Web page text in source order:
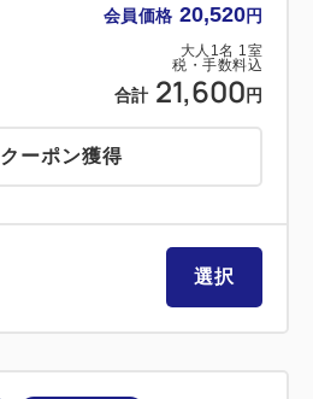
会員価格 20,520円
大人 1 名 1 室
税・手数料込
合計 21,600 円
クーポン獲得
選択